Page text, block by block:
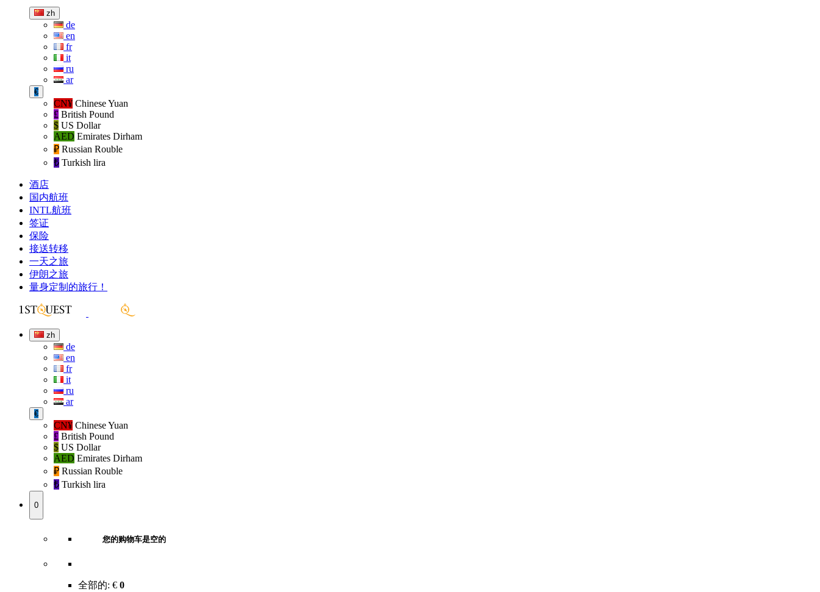
zh
de
en
fr
it
ru
ar
€
CN¥ Chinese Yuan
£ British Pound
$ US Dollar
AED Emirates Dirham
₽‎ Russian Rouble
₺‎ Turkish lira
酒店
国内航班
INTL航班
签证
保险
接送转移
一天之旅
伊朗之旅
量身定制的旅行！
zh
de
en
fr
it
ru
ar
€
CN¥ Chinese Yuan
£ British Pound
$ US Dollar
AED Emirates Dirham
₽‎ Russian Rouble
₺‎ Turkish lira
0
您的购物车是空的
全部的: € 0